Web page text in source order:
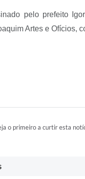
pelo prefeito
Artes e Ofícios,
o primeiro a curtir esta